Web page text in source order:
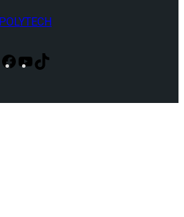
POLYTECH
Facebook
YouTube